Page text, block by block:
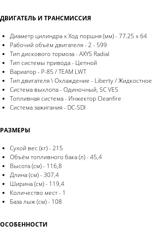
ДВИГАТЕЛЬ И ТРАНСМИССИЯ
Диаметр цилиндра x Ход поршня (мм) - 77.25 x 64
Рабочий объём двигателя - 2 - 599
Тип дискового тормоза - AXYS Radial
Тип системы привода - Цепной
Вариатор - P-85 / TEAM LWT
Тип двигателя \ Охлаждение - Liberty / Жидкостное
Система выхлопа - Одиночный, SC VES
Топливная система - Инжектор Cleanfire
Система зажигания - DC-SDI
РАЗМЕРЫ
Сухой вес (кг) - 215
Объём топливного бака (л) - 45,4
Высота (см) - 116,8
Длина (см) - 307,4
Ширина (см) - 119,4
Количество мест - 1
База лыж (см) - 108
ОСОБЕННОСТИ